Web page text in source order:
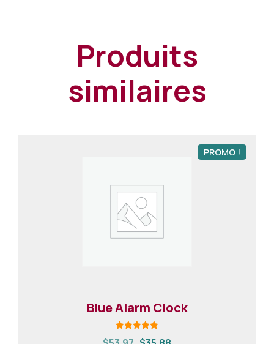
Produits
similaires
PROMO !
Blue Alarm Clock
Note